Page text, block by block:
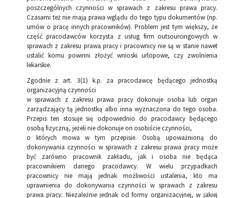
poszczególnych czynności w sprawach z zakresu prawa pracy.
Czasami też nie mają prawa wglądu do tego typu dokumentów (np.
umów o pracę innych pracowników). Problem jest tym większy, że
część pracodawców korzysta z usług firm outsourcingowych w
sprawach z zakresu prawa pracy i pracownicy nie są w stanie nawet
ustalić komu powinni złożyć wnioski urlopowe, czy zwolnienia
lekarskie.
Zgodnie z art. 3(1) k.p. za pracodawcę będącego jednostką
organizacyjną czynności
w sprawach z zakresu prawa pracy dokonuje osoba lub organ
zarządzający tą jednostką albo inna wyznaczona do tego osoba.
Przepis ten stosuje się odpowiednio do pracodawcy będącego
osobą fizyczną, jeżeli nie dokonuje on osobiście czynności,
o których mowa w tym przepisie. Osobą upoważnioną do
dokonywania czynności w sprawach z zakresu prawa pracy może
być zarówno pracownik zakładu, jak i osoba nie będąca
pracownikiem danego pracodawcy. W wielu przypadkach
pracownicy nie mają jednak możliwości ustalenia, kto ma
uprawnienia do dokonywania czynności w sprawach z zakresu
prawa pracy. Niezależnie jednak od formy organizacyjnej, w jakiej